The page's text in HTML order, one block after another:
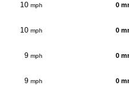
10 mph 0
10 mph 0
9 mph 0
9 mph 0